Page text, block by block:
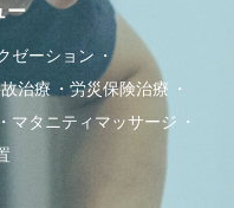
ー
ゼーション
治療
労災保険治療
マタニティマッサージ